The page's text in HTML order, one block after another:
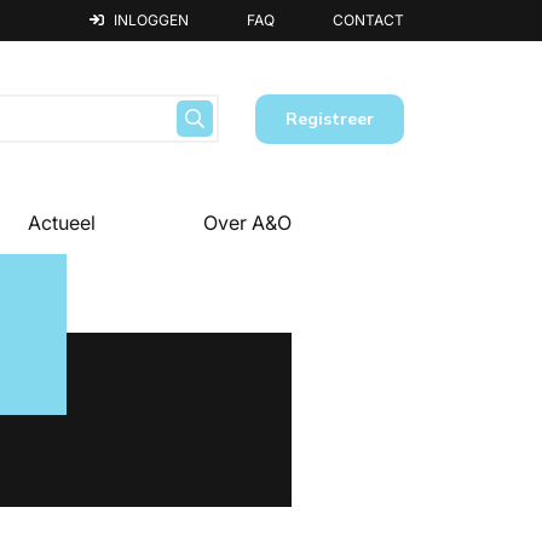
INLOGGEN FAQ CONTACT
Registreer
Actueel Over A&O